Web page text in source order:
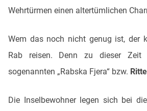
Wehrtürmen einen altertümlichen
Wem das noch nicht genug ist, der
Rab reisen. Denn zu dieser Zeit
sogenannten „Rabska Fjera“ bzw.
Die Inselbewohner legen sich bei